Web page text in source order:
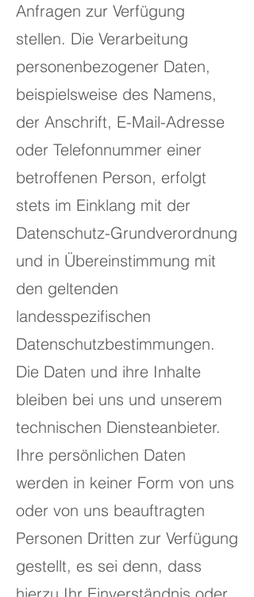
Anfragen zur Verfügung
stellen. Die Verarbeitung
personenbezogener Daten,
beispielsweise des Namens,
der Anschrift, E-Mail-Adresse
oder Telefonnummer einer
betroffenen Person, erfolgt
stets im Einklang mit der
Datenschutz-Grundverordnung
und in Übereinstimmung mit
den geltenden
landesspezifischen
Datenschutzbestimmungen.
Die Daten und ihre Inhalte
bleiben bei uns und unserem
technischen Diensteanbieter.
Ihre persönlichen Daten
werden in keiner Form von uns
oder von uns beauftragten
Personen Dritten zur Verfügung
gestellt, es sei denn, dass